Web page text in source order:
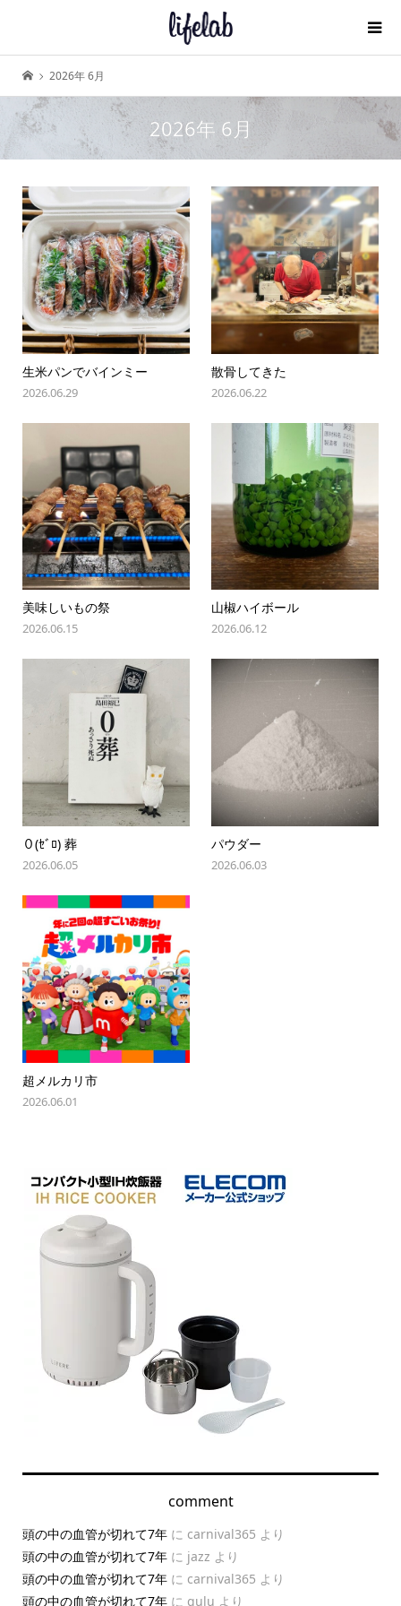
2026年 6月
2026年 6月
生米パンでバインミー
2026.06.29
散骨してきた
2026.06.22
美味しいもの祭
2026.06.15
山椒ハイボール
2026.06.12
０(ｾﾞﾛ) 葬
2026.06.05
パウダー
2026.06.03
超メルカリ市
2026.06.01
comment
頭の中の血管が切れて7年に carnival365 より
頭の中の血管が切れて7年に jazz より
頭の中の血管が切れて7年に carnival365 より
頭の中の血管が切れて7年に gulu より